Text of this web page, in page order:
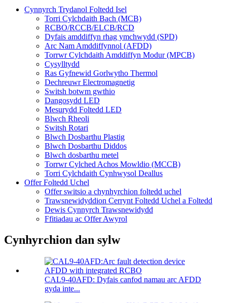
Cynnyrch Trydanol Foltedd Isel
Torri Cylchdaith Bach (MCB)
RCBO/RCCB/ELCB/RCD
Dyfais amddiffyn rhag ymchwydd (SPD)
Arc Nam Amddiffynnol (AFDD)
Torrwr Cylchdaith Amddiffyn Modur (MPCB)
Cysylltydd
Ras Gyfnewid Gorlwytho Thermol
Dechreuwr Electromagnetig
Switsh botwm gwthio
Dangosydd LED
Mesurydd Foltedd LED
Blwch Rheoli
Switsh Rotari
Blwch Dosbarthu Plastig
Blwch Dosbarthu Diddos
Blwch dosbarthu metel
Torrwr Cylched Achos Mowldio (MCCB)
Torri Cylchdaith Cynhwysol Deallus
Offer Foltedd Uchel
Offer switsio a chynhyrchion foltedd uchel
Trawsnewidyddion Cerrynt Foltedd Uchel a Foltedd
Dewis Cynnyrch Trawsnewidydd
Ffitiadau ac Offer Awyrol
Cynhyrchion dan sylw
CAL9-40AFD: Dyfais canfod namau arc AFDD
gyda inte...